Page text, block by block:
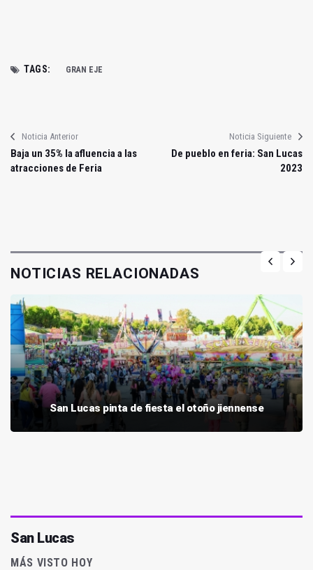
TAGS: GRAN EJE
Noticia Anterior
Baja un 35% la afluencia a las
atracciones de Feria
Noticia Siguiente
De pueblo en feria: San Lucas
2023
NOTICIAS RELACIONADAS
San Lucas pinta de fiesta el otoño jiennense
San Lucas
MÁS VISTO HOY